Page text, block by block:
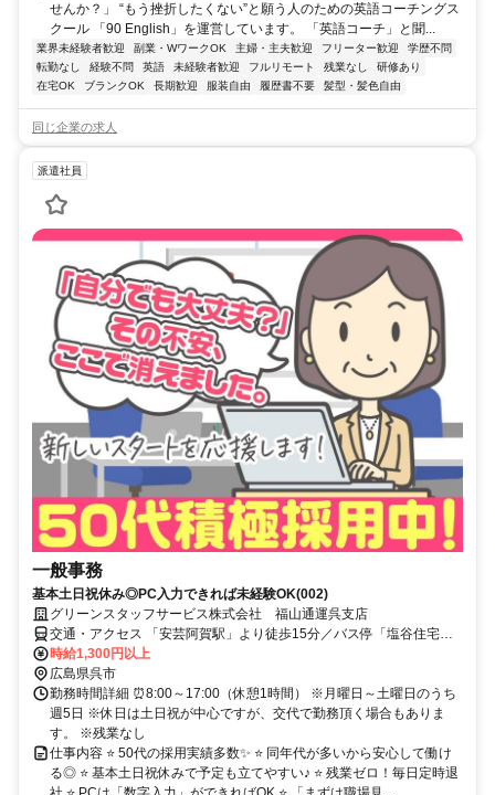
せんか？」 “もう挫折したくない”と願う人のための英語コーチングス
クール 「90 English」を運営しています。 「英語コーチ」と聞...
業界未経験者歓迎 副業・WワークOK 主婦・主夫歓迎 フリーター歓迎
学歴不問
転勤なし
経験不問 英語 未経験者歓迎 フルリモート 残業なし
研修あり
在宅OK
ブランクOK 長期歓迎 服装自由 履歴書不要 髪型・髪色自由
同じ企業の求人
派遣社員
一般事務
基本土日祝休み◎PC入力できれば未経験OK(002)
グリーンスタッフサービス株式会社 福山通運呉支店
交通・アクセス 「安芸阿賀駅」より徒歩15分／バス停「塩谷住宅」
より徒歩1分／バス停「阿賀港」より徒歩3分
時給1,300円以上
広島県呉市
勤務時間詳細 ⏰8:00～17:00（休憩1時間） ※月曜日～土曜日のうち
週5日 ※休日は土日祝が中心ですが、交代で勤務頂く場合もありま
す。 ※残業なし
仕事内容 ⭐ 50代の採用実績多数✨ ⭐ 同年代が多いから安心して働け
る◎ ⭐ 基本土日祝休みで予定も立てやすい♪ ⭐ 残業ゼロ！毎日定時退